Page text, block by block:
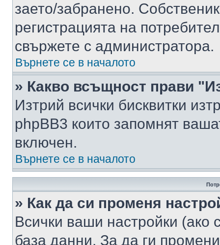
заето/забранено.
регистрацията на
свържете с администратора.
Върнете се в началото
» Какво всъщност прави
Изтрий всички бисквитки
phpBB3 които запомнят
включен.
Върнете се в началото
» Как да си променя
Всички ваши настройки (ако
база данни. За да ги